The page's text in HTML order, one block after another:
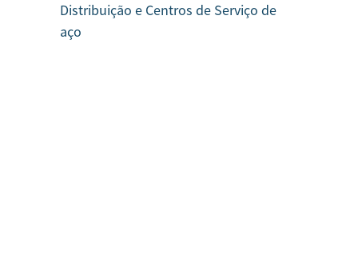
Distribuição e Centros de Serviço de
aço